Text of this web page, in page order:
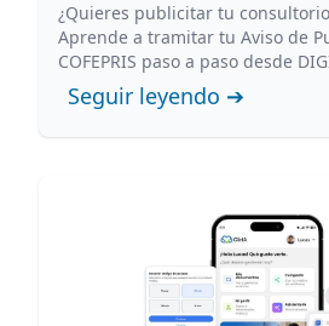
¿Quieres publicitar tu
Aprende a tramitar tu Aviso de
COFEPRIS paso a paso desde
Seguir leyendo ➔